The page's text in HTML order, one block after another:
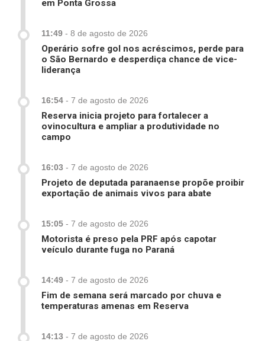
em Ponta Grossa
11:49 - 8 de agosto de 2026
Operário sofre gol nos acréscimos, perde para
o São Bernardo e desperdiça chance de vice-
liderança
16:54 - 7 de agosto de 2026
Reserva inicia projeto para fortalecer a
ovinocultura e ampliar a produtividade no
campo
16:03 - 7 de agosto de 2026
Projeto de deputada paranaense propõe proibir
exportação de animais vivos para abate
15:05 - 7 de agosto de 2026
Motorista é preso pela PRF após capotar
veículo durante fuga no Paraná
14:49 - 7 de agosto de 2026
Fim de semana será marcado por chuva e
temperaturas amenas em Reserva
14:13 - 7 de agosto de 2026